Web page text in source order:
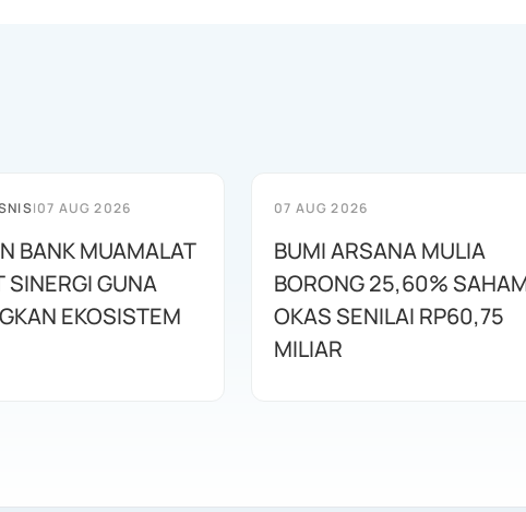
|07 AUG 2026
BANK MUAMALAT
SINERGI GUNA
EKOSISTEM
07 AUG 2026
BUMI ARSANA MULIA
BORONG 25,60%
OKAS SENILAI RP60,75
MILIAR